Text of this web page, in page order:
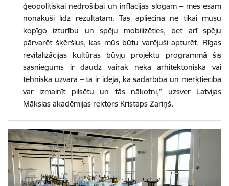
ģeopolitiskai nedrošībai un inflācijas slogam – mēs esam
nonākuši līdz rezultātam. Tas apliecina ne tikai mūsu
kopīgo izturību un spēju mobilizēties, bet arī spēju
pārvarēt šķēršļus, kas mūs būtu varējuši apturēt. Rīgas
revitalizācijas kultūras būvju projektu programmā šis
sasniegums ir daudz vairāk nekā arhitektoniska vai
tehniska uzvara – tā ir ideja, ka sadarbība un mērķtiecība
var izmainīt pilsētu un tās nākotni,” uzsver Latvijas
Mākslas akadēmijas rektors Kristaps Zariņš.